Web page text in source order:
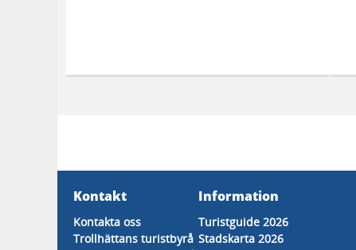
Kontakt
Kontakta oss
Trollhättans turistbyrå
Information
Turistguide 2026
Stadskarta 2026